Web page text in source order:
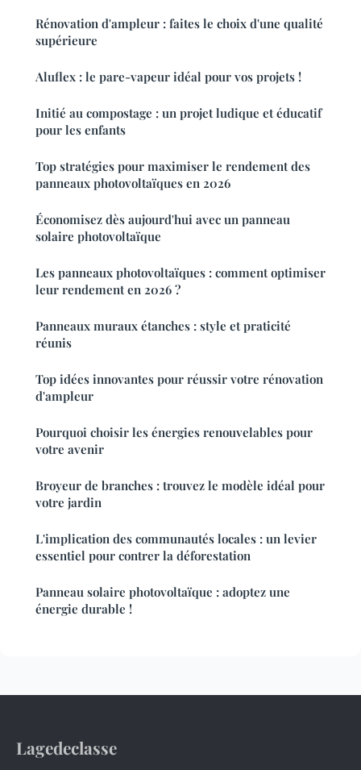
Rénovation d'ampleur : faites le choix d'une qualité
supérieure
Aluflex : le pare-vapeur idéal pour vos projets !
Initié au compostage : un projet ludique et éducatif
pour les enfants
Top stratégies pour maximiser le rendement des
panneaux photovoltaïques en 2026
Économisez dès aujourd'hui avec un panneau
solaire photovoltaïque
Les panneaux photovoltaïques : comment optimiser
leur rendement en 2026 ?
Panneaux muraux étanches : style et praticité
réunis
Top idées innovantes pour réussir votre rénovation
d'ampleur
Pourquoi choisir les énergies renouvelables pour
votre avenir
Broyeur de branches : trouvez le modèle idéal pour
votre jardin
L'implication des communautés locales : un levier
essentiel pour contrer la déforestation
Panneau solaire photovoltaïque : adoptez une
énergie durable !
Lagedeclasse